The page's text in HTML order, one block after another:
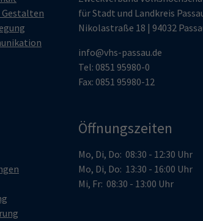
für Stadt und Landkreis
Nikolastraße 18 | 94032
info@vhs-passau.de
Tel: 0851 95980-0
Fax: 0851 95980-12
Öffnungszeiten
Mo, Di, Do: 08:30 - 12:30 Uhr
Mo, Di, Do: 13:30 - 16:00 Uhr
Mi, Fr: 08:30 - 13:00 Uhr